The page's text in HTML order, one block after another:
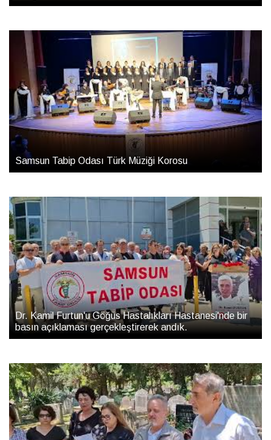
Samsun Tabip Odası Türk Müziği Korosu
Dr. Kamil Furtun'u Göğüs Hastalıkları Hastanesi'nde bir
basın açıklaması gerçekleştirerek andık.